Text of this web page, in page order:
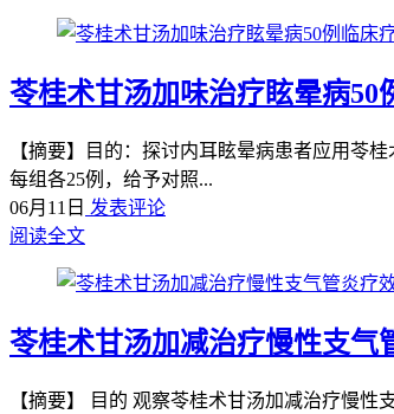
苓桂术甘汤加味治疗眩晕病50
【摘要】目的：探讨内耳眩晕病患者应用苓
每组各25例，给予对照...
06月11日 发表评论
阅读全文
苓桂术甘汤加减治疗慢性支气
【摘要】 目的 观察苓桂术甘汤加减治疗慢